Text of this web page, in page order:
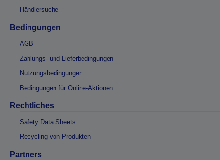
Händlersuche
Bedingungen
AGB
Zahlungs- und Lieferbedingungen
Nutzungsbedingungen
Bedingungen für Online-Aktionen
Rechtliches
Safety Data Sheets
Recycling von Produkten
Partners